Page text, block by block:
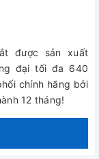
được sản xuất
đại tối đa 640
chính hãng bởi
12 tháng!